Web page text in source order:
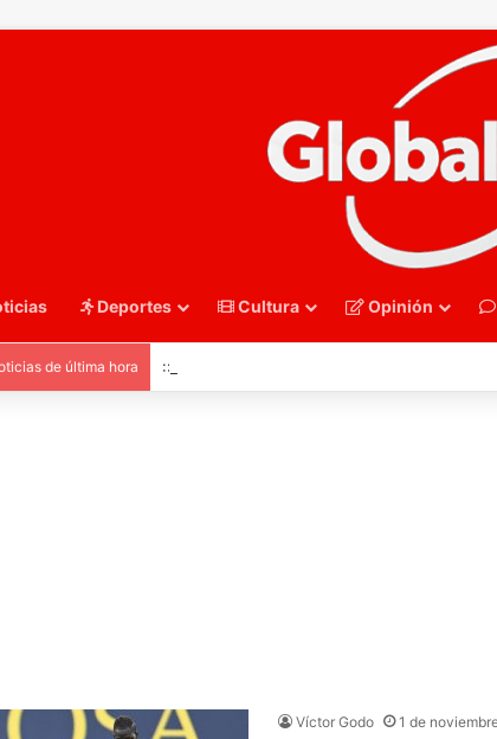
Deportes Cultura Opinión
de última hora ::Balonmano – Alemania frena el sueño de
Víctor Godo 1 de